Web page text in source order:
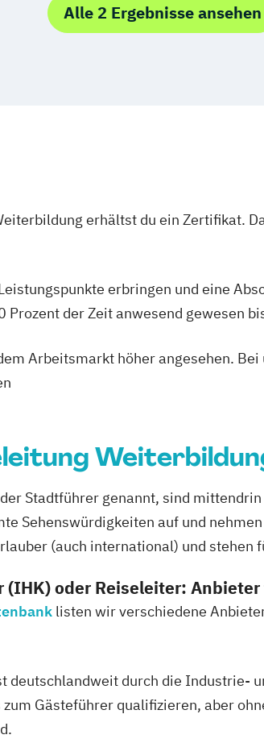
Alle 2 Ergebnisse ansehen
erhältst du ein Zertifikat.
erbringen und eine
der Zeit anwesend gewesen
Arbeitsmarkt höher angesehen.
Stadtführer genannt, sind
Sehenswürdigkeiten auf und
(auch international) und stehen
oder Reiseleiter:
listen wir verschiedene
deutschlandweit durch die Industrie-
Gästeführer qualifizieren, aber